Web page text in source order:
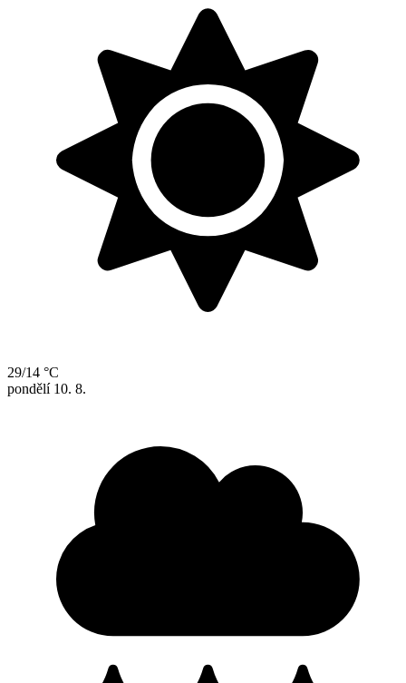
29/14 °C
pondělí 10. 8.